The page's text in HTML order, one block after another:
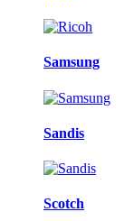
Samsung
Sandis
Scotch